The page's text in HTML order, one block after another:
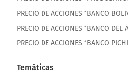
PRECIO DE ACCIONES “BANCO
PRECIO DE ACCIONES “BANCO DEL
PRECIO DE ACCIONES “BANCO
Temáticas